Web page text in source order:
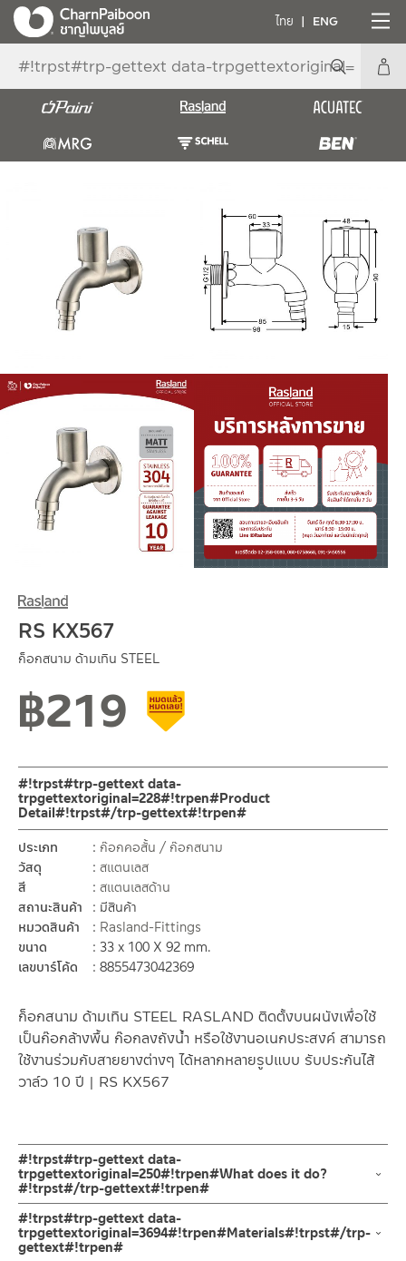
ไทย ENG
RS KX567
ก็อกสนาม ด้ามเทิน STEEL
฿219
ก็อกสนาม ด้ามเทิน STEEL RASLAND ติดตั้งบนผนังเพื่อใช้
เป็นก๊อกล้างพื้น ก๊อกลงถังน้ำ หรือใช้งานอเนกประสงค์ สามารถ
ใช้งานร่วมกับสายยางต่างๆ ได้หลากหลายรูปแบบ รับประกันไส้
วาล์ว 10 ปี | RS KX567
#!trpst#trp-gettext data-
trpgettextoriginal=228#!trpen#Product
Detail#!trpst#/trp-gettext#!trpen#
ประเภท
ก๊อกคอสั้น / ก๊อกสนาม
วัสดุ
สแตนเลส
สี
สแตนเลสด้าน
สถานะสินค้า
มีสินค้า
หมวดสินค้า
Rasland-Fittings
ขนาด
33 x 100 X 92 mm.
เลขบาร์โค้ด
8855473042369
#!trpst#trp-gettext data-
trpgettextoriginal=250#!trpen#What does it do?
#!trpst#/trp-gettext#!trpen#
ก๊อกคอสั้น ก็อกสนาม แบบมีข้อต่อสายยาง ก๊อกปากสนามติดผนัง ก็
อกติดผนัง ผลิตจากสแตนเลส เกรด 304 ด้าน ก้านเปิด-ปิดแบบหมุน
รับประกันวาล์วน้ำไม่รั่วซึม 10 ปี
#!trpst#trp-gettext data-
trpgettextoriginal=3694#!trpen#Materials#!trpst#/trp-
gettext#!trpen#